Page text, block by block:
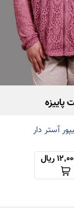
پاییزه
آستر دار
ریال